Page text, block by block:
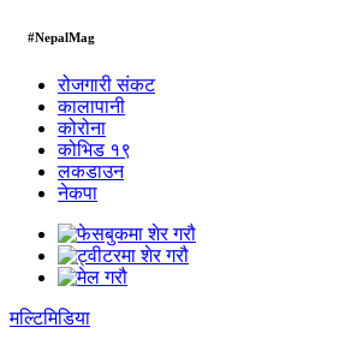
#NepalMag
रोजगारी संकट
कालापानी
कोरोना
कोभिड १९
लकडाउन
नेकपा
मल्टिमिडिया